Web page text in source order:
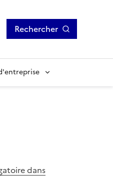
Rechercher
dans